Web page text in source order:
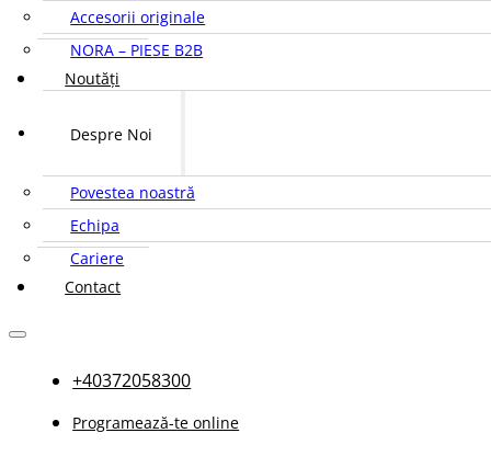
Accesorii originale
NORA – PIESE B2B
Noutăți
Despre Noi
Povestea noastră
Echipa
Cariere
Contact
+40372058300
Programează-te online